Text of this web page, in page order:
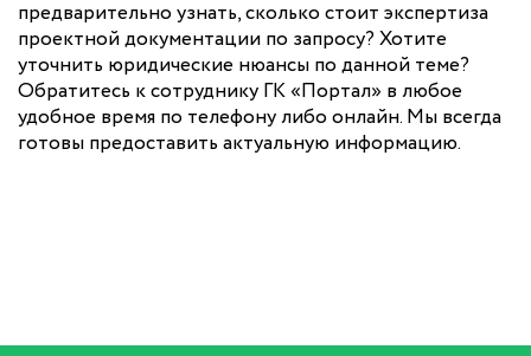
предварительно узнать, сколько стоит экспертиза
проектной документации по запросу? Хотите
уточнить юридические нюансы по данной теме?
Обратитесь к сотруднику ГК «Портал» в любое
удобное время по телефону либо онлайн. Мы всегда
готовы предоставить актуальную информацию.